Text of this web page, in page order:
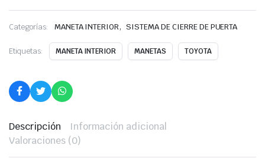
Categorías: MANETA INTERIOR, SISTEMA DE CIERRE DE PUERTA
Etiquetas: MANETA INTERIOR MANETAS TOYOTA
Descripción
Información adicional
Valoraciones (0)